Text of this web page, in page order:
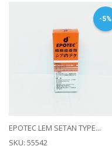
-5%
EPOTEC LEM SETAN TYPE...
SKU: 55542